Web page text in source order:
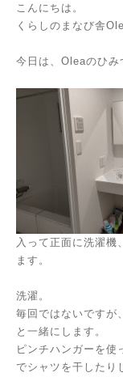
こんにちは。
くらしのまなび舎
今日は、Oleaのひみ
入って正面に洗濯機
ます。
洗濯。
毎回ではないですが
と一緒にします。
ピンチハンガーを使
でシャツを干したり